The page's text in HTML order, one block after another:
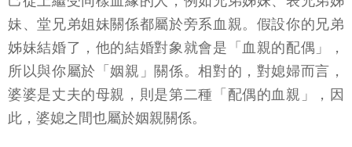
子、孫女，都是直系血親關係；而旁系血親指的與自
己從上繼受同樣血緣的人，例如兄弟姊妹、表兄弟姊
妹、堂兄弟姐妹關係都屬於旁系血親。假設你的兄弟
姊妹結婚了，他的結婚對象就會是「血親的配偶」，
所以與你屬於「姻親」關係。相對的，對媳婦而言，